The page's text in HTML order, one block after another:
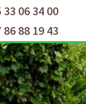
33 06 34 00
86 88 19 43